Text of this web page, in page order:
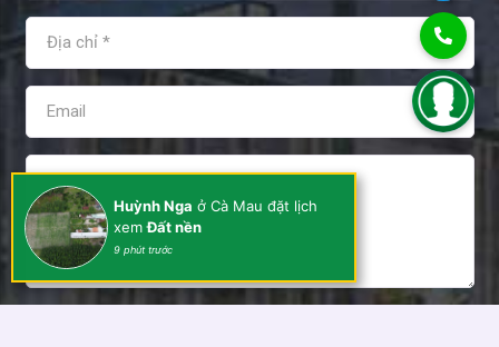
Huỳnh Nga ở Cà Mau đặt lịch
xemĐất nền
9 phút trước